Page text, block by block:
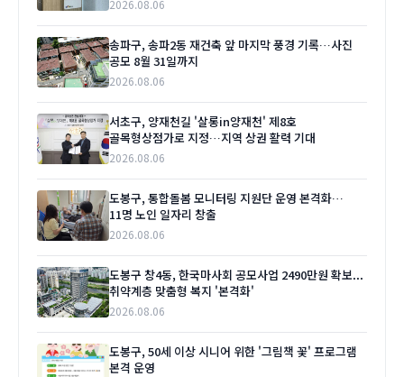
2026.08.06
송파구, 송파2동 재건축 앞 마지막 풍경 기록…사진
공모 8월 31일까지
2026.08.06
서초구, 양재천길 '살롱in양재천' 제8호
골목형상점가로 지정…지역 상권 활력 기대
2026.08.06
도봉구, 통합돌봄 모니터링 지원단 운영 본격화…
11명 노인 일자리 창출
2026.08.06
도봉구 창4동, 한국마사회 공모사업 2490만원 확보...
취약계층 맞춤형 복지 '본격화'
2026.08.06
도봉구, 50세 이상 시니어 위한 '그림책 꽃' 프로그램
본격 운영